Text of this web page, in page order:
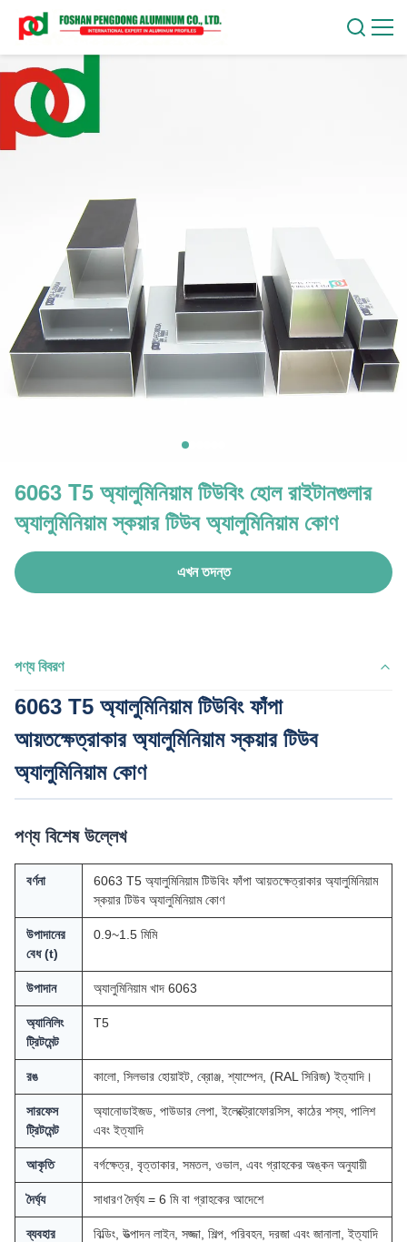
6063 T5 অ্যালুমিনিয়াম টিউবিং হোল রাইটানগুলার
অ্যালুমিনিয়াম স্কয়ার টিউব অ্যালুমিনিয়াম কোণ
এখন তদন্ত
পণ্য বিবরণ
6063 T5 অ্যালুমিনিয়াম টিউবিং ফাঁপা
আয়তক্ষেত্রাকার অ্যালুমিনিয়াম স্কয়ার টিউব
অ্যালুমিনিয়াম কোণ
পণ্য বিশেষ উল্লেখ
বর্ণনা
6063 T5 অ্যালুমিনিয়াম টিউবিং ফাঁপা আয়তক্ষেত্রাকার অ্যালুমিনিয়াম
স্কয়ার টিউব অ্যালুমিনিয়াম কোণ
উপাদানের
বেধ (t)
0.9~1.5 মিমি
উপাদান অ্যালুমিনিয়াম খাদ 6063
অ্যানিলিং
ট্রিটমেন্ট
T5
রঙ কালো, সিলভার হোয়াইট, ব্রোঞ্জ, শ্যাম্পেন, (RAL সিরিজ) ইত্যাদি।
সারফেস
ট্রিটমেন্ট
অ্যানোডাইজড, পাউডার লেপা, ইলেক্ট্রোফোরসিস, কাঠের শস্য, পালিশ
এবং ইত্যাদি
আকৃতি বর্গক্ষেত্র, বৃত্তাকার, সমতল, ওভাল, এবং গ্রাহকের অঙ্কন অনুযায়ী
দৈর্ঘ্য সাধারণ দৈর্ঘ্য = 6 মি বা গ্রাহকের আদেশে
ব্যবহার বিল্ডিং, উত্পাদন লাইন, সজ্জা, শিল্প, পরিবহন, দরজা এবং জানালা, ইত্যাদি